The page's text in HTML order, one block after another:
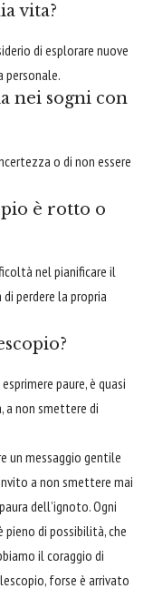
vita?
di esplorare nuove
personale.
nei sogni con
o di non essere
è rotto o
nel pianificare il
perdere la propria
paure, è quasi
a non smettere di
un messaggio gentile
a non smettere mai
dell’ignoto. Ogni
di possibilità, che
il coraggio di
forse è arrivato